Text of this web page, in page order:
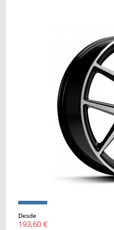
Desde
193,60 €